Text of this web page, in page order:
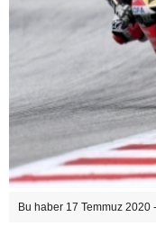
Bu haber 17 Temmuz 2020